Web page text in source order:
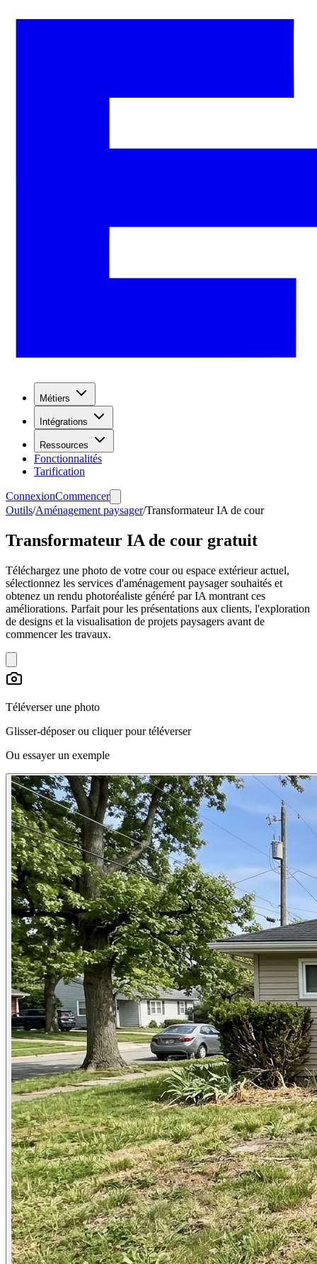
Métiers
Intégrations
Ressources
Fonctionnalités
Tarification
ConnexionCommencer
Outils/Aménagement paysager/Transformateur IA de cour
Transformateur IA de cour gratuit
Téléchargez une photo de votre cour ou espace extérieur actuel,
sélectionnez les services d'aménagement paysager souhaités et
obtenez un rendu photoréaliste généré par IA montrant ces
améliorations. Parfait pour les présentations aux clients, l'exploration
de designs et la visualisation de projets paysagers avant de
commencer les travaux.
Téléverser une photo
Glisser-déposer ou cliquer pour téléverser
Ou essayer un exemple